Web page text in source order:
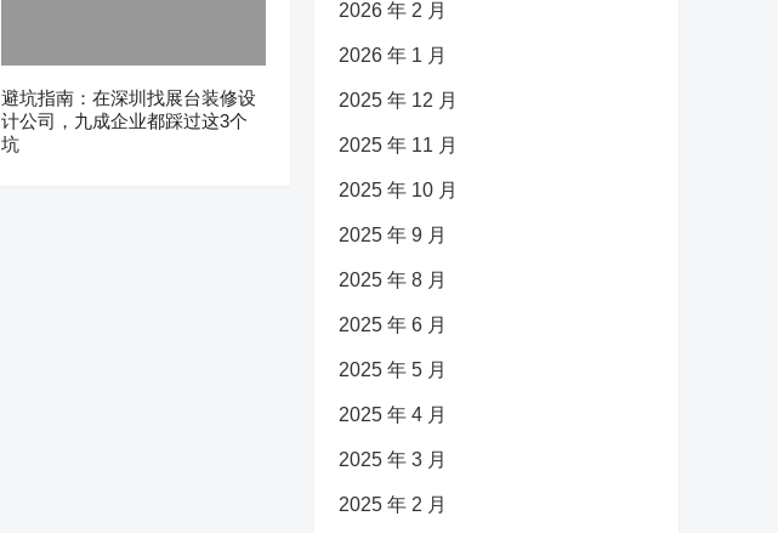
避坑指南：在深圳找展台装修设
计公司，九成企业都踩过这3个
坑
2026 年 2 月
2026 年 1 月
2025 年 12 月
2025 年 11 月
2025 年 10 月
2025 年 9 月
2025 年 8 月
2025 年 6 月
2025 年 5 月
2025 年 4 月
2025 年 3 月
2025 年 2 月